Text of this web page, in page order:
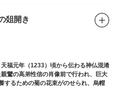
爼開き
福元年（1233）頃から伝わる神仏混淆
鸞の高弟性信の肖像前で行われ、巨大
するための菊の花束がのせられ、烏帽